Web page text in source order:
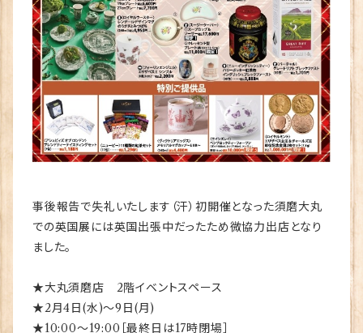
事後報告で失礼いたします（汗）初開催となった須磨大丸
での英国展には英国出張中だったため微協力出店となり
ました。
★大丸須磨店 2階イベントスペース
★2月4日(水)～9日(月)
★10:00～19:00［最終日は17時閉場］